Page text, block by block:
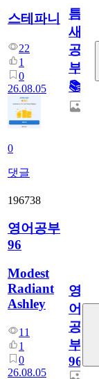
스테파니
22
1
0
26.08.05
0
댓글
틈
새
공
부!
📚
196738
영어공부
96
Modest
Radiant
Ashley
11
1
0
26.08.05
영
어
공
부
96